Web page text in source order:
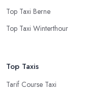
Top Taxi Berne
Top Taxi Winterthour
Top Taxis
Tarif Course Taxi